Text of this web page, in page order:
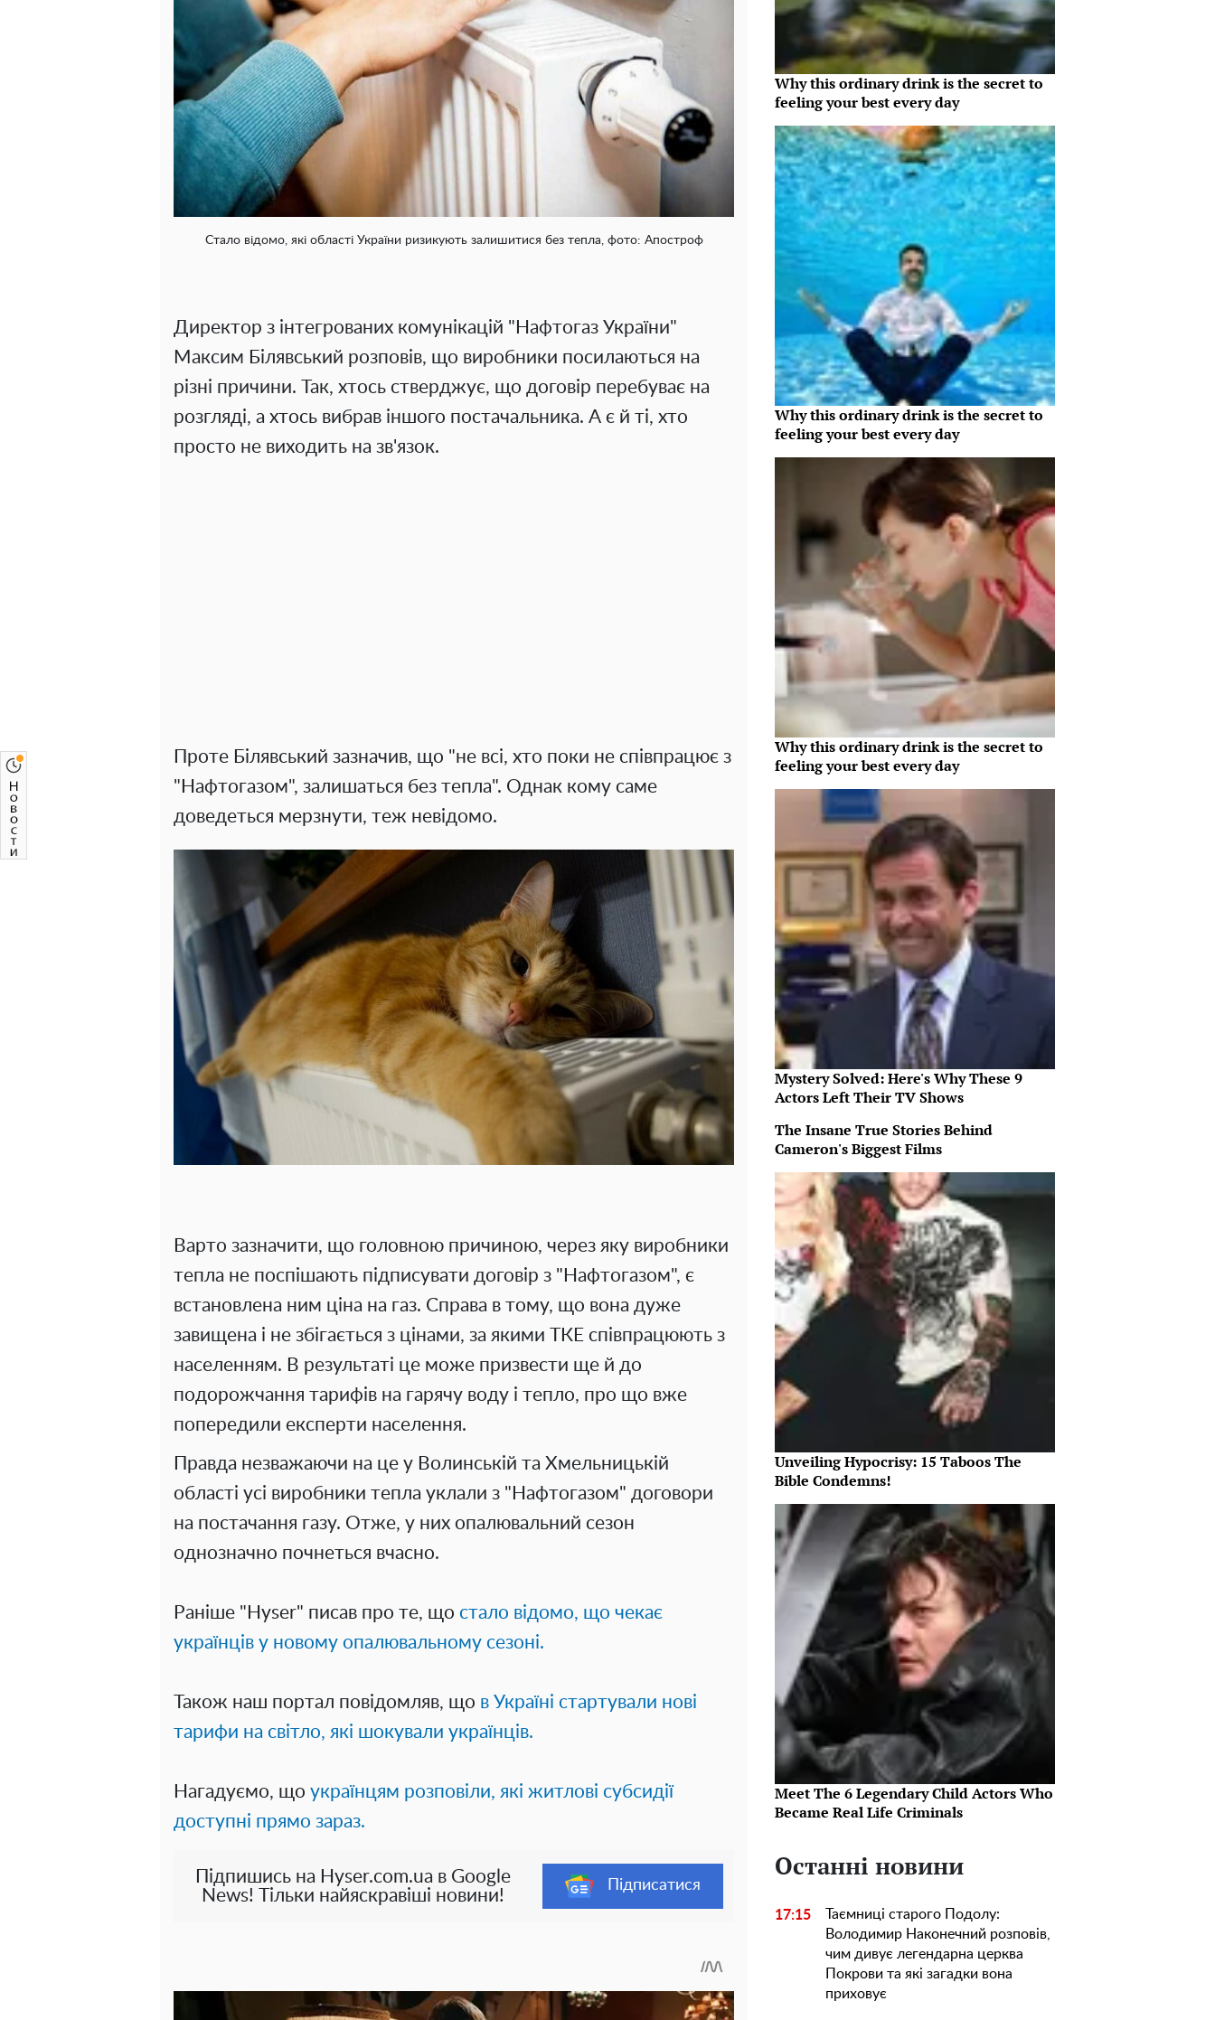
Стало відомо, які області України ризикують залишитися без тепла, фото: Апостроф
Директор з інтегрованих комунікацій "Нафтогаз України"
Максим Білявський розповів, що виробники посилаються на
різні причини. Так, хтось стверджує, що договір перебуває на
розгляді, а хтось вибрав іншого постачальника. А є й ті, хто
просто не виходить на зв'язок.
Проте Білявський зазначив, що "не всі, хто поки не співпрацює з
"Нафтогазом", залишаться без тепла". Однак кому саме
доведеться мерзнути, теж невідомо.
Варто зазначити, що головною причиною, через яку виробники
тепла не поспішають підписувати договір з "Нафтогазом", є
встановлена ним ціна на газ. Справа в тому, що вона дуже
завищена і не збігається з цінами, за якими ТКЕ співпрацюють з
населенням. В результаті це може призвести ще й до
подорожчання тарифів на гарячу воду і тепло, про що вже
попередили експерти населення.
Правда незважаючи на це у Волинській та Хмельницькій
області усі виробники тепла уклали з "Нафтогазом" договори
на постачання газу. Отже, у них опалювальний сезон
однозначно почнеться вчасно.
Раніше "Hyser" писав про те, що стало відомо, що чекає
українців у новому опалювальному сезоні.
Також наш портал повідомляв, що в Україні стартували нові
тарифи на світло, які шокували українців.
Нагадуємо, що українцям розповіли, які житлові субсидії
доступні прямо зараз.
Підпишись на Hyser.com.ua в Google
News! Тільки найяскравіші новини!
Підписатися
Why this ordinary drink is the secret to
feeling your best every day
Why this ordinary drink is the secret to
feeling your best every day
Why this ordinary drink is the secret to
feeling your best every day
Mystery Solved: Here's Why These 9
Actors Left Their TV Shows
The Insane True Stories Behind
Cameron's Biggest Films
Unveiling Hypocrisy: 15 Taboos The
Bible Condemns!
Meet The 6 Legendary Child Actors Who
Became Real Life Criminals
Останні новини
17:15
Таємниці старого Подолу:
Володимир Наконечний розповів,
чим дивує легендарна церква
Покрови та які загадки вона
приховує